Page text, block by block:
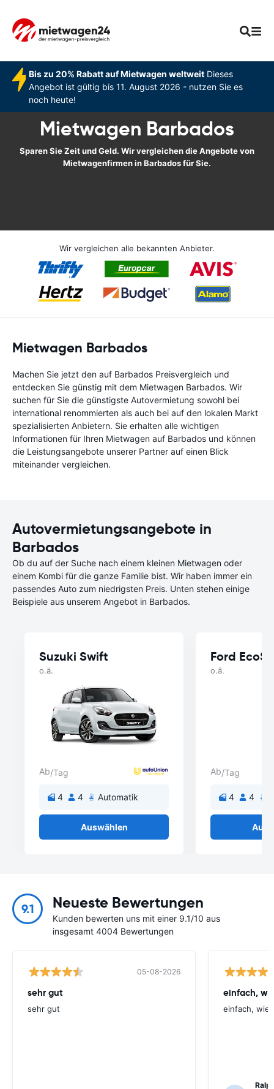
Bis zu 20% Rabatt auf Mietwagen weltweitDieses
Angebot ist gültig bis 11. August 2026 - nutzen Sie es
noch heute!
Mietwagen Barbados
Sparen Sie Zeit und Geld. Wir vergleichen die Angebote von
Mietwagenfirmen in Barbados für Sie.
Wir vergleichen alle bekannten Anbieter.
Mietwagen Barbados
Machen Sie jetzt den auf Barbados Preisvergleich und
entdecken Sie günstig mit dem Mietwagen Barbados. Wir
suchen für Sie die günstigste Autovermietung sowohl bei
international renommierten als auch bei auf den lokalen Markt
spezialisierten Anbietern. Sie erhalten alle wichtigen
Informationen für Ihren Mietwagen auf Barbados und können
die Leistungsangebote unserer Partner auf einen Blick
miteinander vergleichen.
Autovermietungsangebote in
Barbados
Ob du auf der Suche nach einem kleinen Mietwagen oder
einem Kombi für die ganze Familie bist. Wir haben immer ein
passendes Auto zum niedrigsten Preis. Unten stehen einige
Beispiele aus unserem Angebot in Barbados.
Suzuki Swift
o.ä.
Ab/Tag
4 4 Automatik
Auswählen
Ford
o.ä.
Ab/Tag
4 4
9.1 Neueste Bewertungen
Kunden bewerten uns mit einer 9.1/10 aus
insgesamt 4004 Bewertungen
05-08-2026
sehr gut
sehr gut
einfach,
einfach, wie